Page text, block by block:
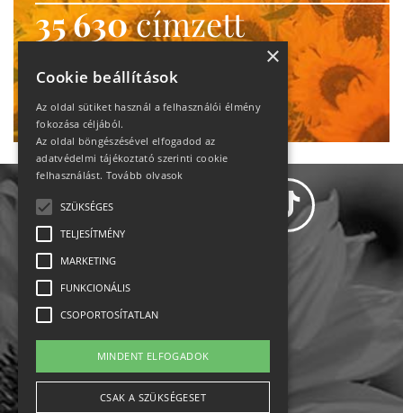
35 630címzett
heti motiváció
Ne maradj le!
Állásajánlatok
Impresszum-kapcsolat
Jogi nyilatkozat
×
Cookie beállítások
Az oldal sütiket használ a felhasználói élmény
fokozása céljából.
Az oldal böngészésével elfogadod az
adatvédelmi tájékoztató szerinti cookie
felhasználást. Tovább olvasok
SZÜKSÉGES
TELJESÍTMÉNY
MARKETING
FUNKCIONÁLIS
CSOPORTOSÍTATLAN
MINDENT ELFOGADOK
CSAK A SZÜKSÉGESET